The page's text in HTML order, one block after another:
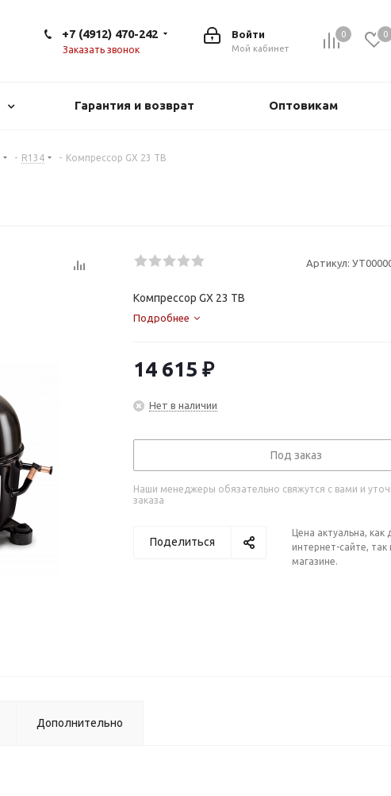
0 0
Войти
Мой кабинет
+7 (4912) 470-242
Заказать звонок
Гарантия и возврат Оптовикам
- R134 - Компрессор GX 23 TB
Артикул:
Компрессор GX 23 TB
Подробнее
14 615 ₽
Нет в наличии
Под заказ
Наши менеджеры обязательно свяжутся с вами и
заказа
Поделиться
Цена актуальна, как
интернет-сайте,
магазине.
Дополнительно